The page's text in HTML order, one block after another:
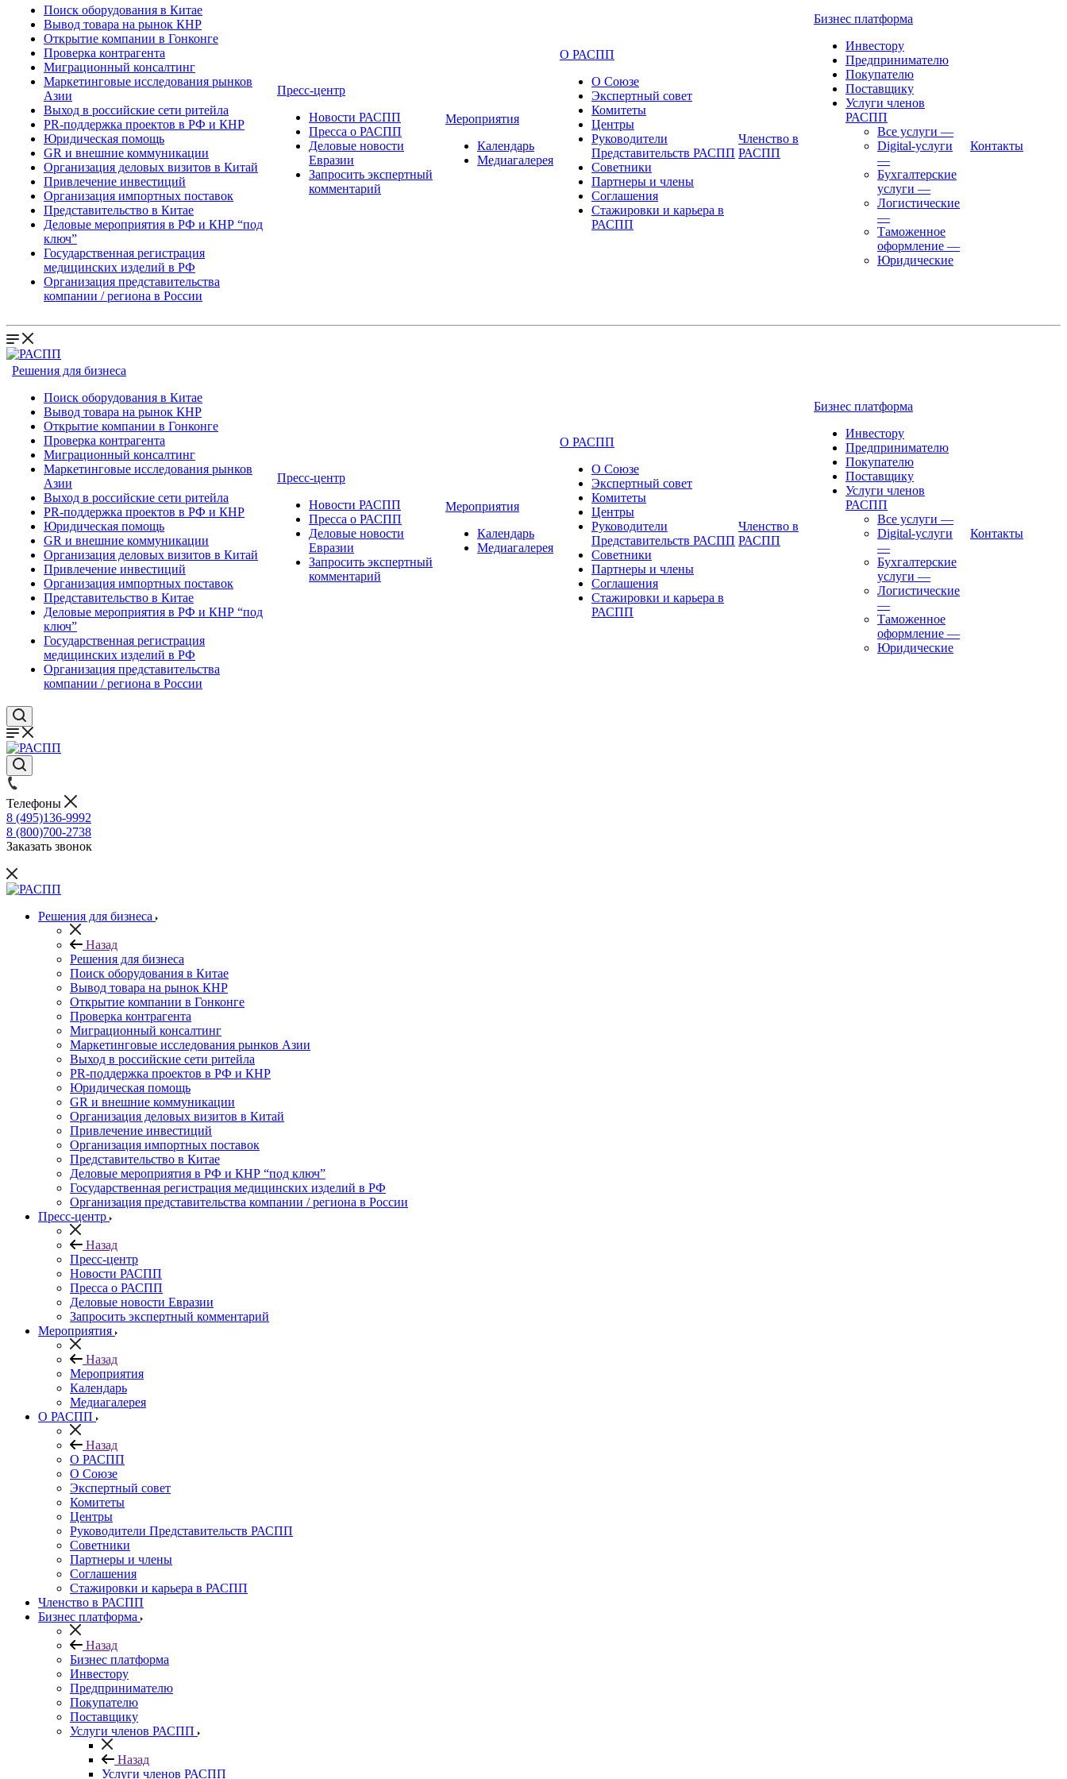
Поиск оборудования в Китае
Вывод товара на рынок КНР
Открытие компании в Гонконге
Проверка контрагента
Миграционный консалтинг
Маркетинговые исследования рынков
Азии
Выход в российские сети ритейла
PR-поддержка проектов в РФ и КНР
Юридическая помощь
GR и внешние коммуникации
Организация деловых визитов в Китай
Привлечение инвестиций
Организация импортных поставок
Представительство в Китае
Деловые мероприятия в РФ и КНР “под
ключ”
Государственная регистрация
медицинских изделий в РФ
Организация представительства
компании / региона в России
Пресс-центр
Новости РАСПП
Пресса о РАСПП
Деловые новости
Евразии
Запросить экспертный
комментарий
Мероприятия
Календарь
Медиагалерея
О РАСПП
О Союзе
Экспертный совет
Комитеты
Центры
Руководители
Представительств РАСПП
Советники
Партнеры и члены
Соглашения
Стажировки и карьера в
РАСПП
Членство в
РАСПП
Бизнес платформа
Инвестору
Предпринимателю
Покупателю
Поставщику
Услуги членов
РАСПП
Все услуги —
Digital-услуги
—
Бухгалтерские
услуги —
Логистические
—
Таможенное
оформление —
Юридические
Контакты
Решения для бизнеса
Поиск оборудования в Китае
Вывод товара на рынок КНР
Открытие компании в Гонконге
Проверка контрагента
Миграционный консалтинг
Маркетинговые исследования рынков
Азии
Выход в российские сети ритейла
PR-поддержка проектов в РФ и КНР
Юридическая помощь
GR и внешние коммуникации
Организация деловых визитов в Китай
Привлечение инвестиций
Организация импортных поставок
Представительство в Китае
Деловые мероприятия в РФ и КНР “под
ключ”
Государственная регистрация
медицинских изделий в РФ
Организация представительства
компании / региона в России
Пресс-центр
Новости РАСПП
Пресса о РАСПП
Деловые новости
Евразии
Запросить экспертный
комментарий
Мероприятия
Календарь
Медиагалерея
О РАСПП
О Союзе
Экспертный совет
Комитеты
Центры
Руководители
Представительств РАСПП
Советники
Партнеры и члены
Соглашения
Стажировки и карьера в
РАСПП
Членство в
РАСПП
Бизнес платформа
Инвестору
Предпринимателю
Покупателю
Поставщику
Услуги членов
РАСПП
Все услуги —
Digital-услуги
—
Бухгалтерские
услуги —
Логистические
—
Таможенное
оформление —
Юридические
Контакты
Телефоны
8 (495)136-9992
8 (800)700-2738
Заказать звонок
Решения для бизнеса
Назад
Решения для бизнеса
Поиск оборудования в Китае
Вывод товара на рынок КНР
Открытие компании в Гонконге
Проверка контрагента
Миграционный консалтинг
Маркетинговые исследования рынков Азии
Выход в российские сети ритейла
PR-поддержка проектов в РФ и КНР
Юридическая помощь
GR и внешние коммуникации
Организация деловых визитов в Китай
Привлечение инвестиций
Организация импортных поставок
Представительство в Китае
Деловые мероприятия в РФ и КНР “под ключ”
Государственная регистрация медицинских изделий в РФ
Организация представительства компании / региона в России
Пресс-центр
Назад
Пресс-центр
Новости РАСПП
Пресса о РАСПП
Деловые новости Евразии
Запросить экспертный комментарий
Мероприятия
Назад
Мероприятия
Календарь
Медиагалерея
О РАСПП
Назад
О РАСПП
О Союзе
Экспертный совет
Комитеты
Центры
Руководители Представительств РАСПП
Советники
Партнеры и члены
Соглашения
Стажировки и карьера в РАСПП
Членство в РАСПП
Бизнес платформа
Назад
Бизнес платформа
Инвестору
Предпринимателю
Покупателю
Поставщику
Услуги членов РАСПП
Назад
Услуги членов РАСПП